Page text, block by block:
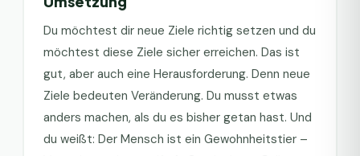
Du möchtest dir neue Ziele richtig setzen und du
möchtest diese Ziele sicher erreichen. Das ist
gut, aber auch eine Herausforderung. Denn neue
Ziele bedeuten Veränderung. Du musst etwas
anders machen, als du es bisher getan hast. Und
du weißt: Der Mensch ist ein Gewohnheitstier –